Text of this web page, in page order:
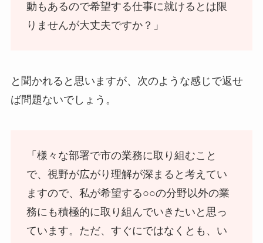
動もあるので希望する仕事に就けるとは限
りませんが大丈夫ですか？」
と聞かれると思いますが、次のような感じで返せ
ば問題ないでしょう。
「様々な部署で市の業務に取り組むこと
で、視野が広がり理解が深まると考えてい
ますので、私が希望する○○の分野以外の業
務にも積極的に取り組んでいきたいと思っ
ています。ただ、すぐにではなくとも、い